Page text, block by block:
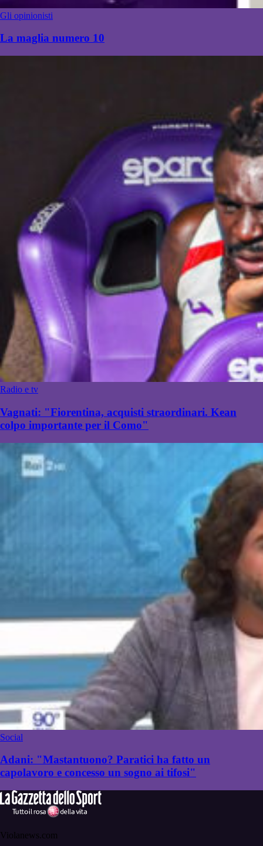
Gli opinionisti
La maglia numero 10
Radio e tv
Vagnati: "Fiorentina, acquisti straordinari. Kean
colpo importante per il Como"
Social
Adani: "Mastantuono? Paratici ha fatto un
capolavoro e concesso un sogno ai tifosi"
Violanews.com